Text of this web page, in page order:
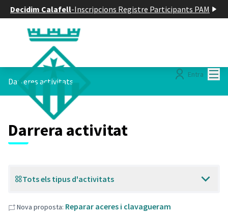
Decidim Calafell-Inscripcions Registre Participants PAM
Entra
Darreres activitats
Darrera activitat
Tots els tipus d'activitats
Nova proposta: Reparar aceres i clavagueram